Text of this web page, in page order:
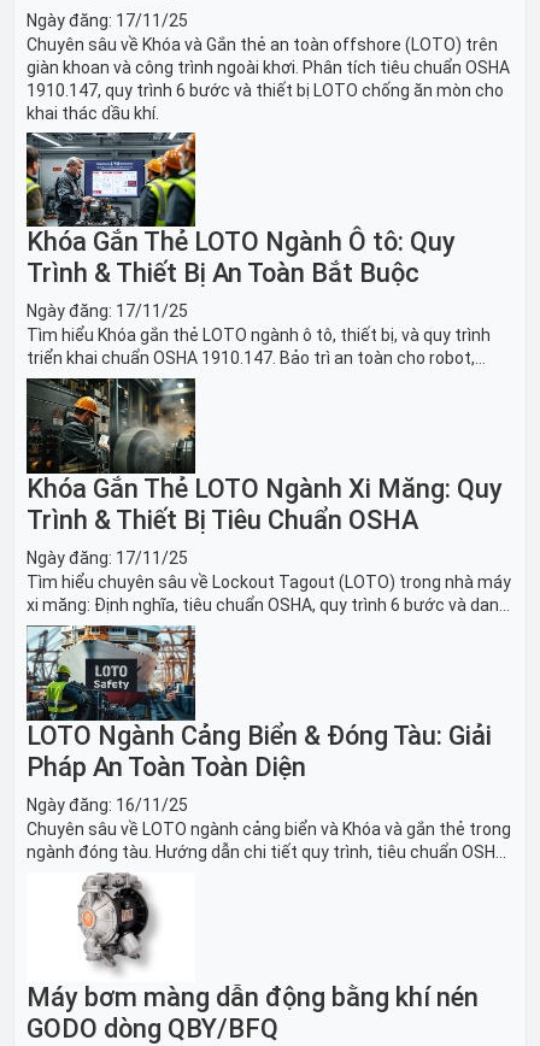
Ngày đăng: 17/11/25
Chuyên sâu về Khóa và Gắn thẻ an toàn offshore (LOTO) trên
giàn khoan và công trình ngoài khơi. Phân tích tiêu chuẩn OSHA
1910.147, quy trình 6 bước và thiết bị LOTO chống ăn mòn cho
khai thác dầu khí.
Khóa Gắn Thẻ LOTO Ngành Ô tô: Quy
Trình & Thiết Bị An Toàn Bắt Buộc
Ngày đăng: 17/11/25
Tìm hiểu Khóa gắn thẻ LOTO ngành ô tô, thiết bị, và quy trình
triển khai chuẩn OSHA 1910.147. Bảo trì an toàn cho robot,
băng tải sản xuất ô tô và dây chuyền lắp ráp xe hơi.
Khóa Gắn Thẻ LOTO Ngành Xi Măng: Quy
Trình & Thiết Bị Tiêu Chuẩn OSHA
Ngày đăng: 17/11/25
Tìm hiểu chuyên sâu về Lockout Tagout (LOTO) trong nhà máy
xi măng: Định nghĩa, tiêu chuẩn OSHA, quy trình 6 bước và danh
sách thiết bị LOTO thiết yếu. Giải pháp bảo trì lò nung, máy
nghiền an toàn.
LOTO Ngành Cảng Biển & Đóng Tàu: Giải
Pháp An Toàn Toàn Diện
Ngày đăng: 16/11/25
Chuyên sâu về LOTO ngành cảng biển và Khóa và gắn thẻ trong
ngành đóng tàu. Hướng dẫn chi tiết quy trình, tiêu chuẩn OSHA,
thiết bị và Giải pháp LOTO trong công nghiệp đóng tàu toàn
Máy bơm màng dẫn động bằng khí nén
GODO dòng QBY/BFQ